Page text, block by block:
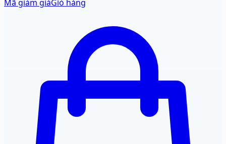
Mã giảm giáGiỏ hàng